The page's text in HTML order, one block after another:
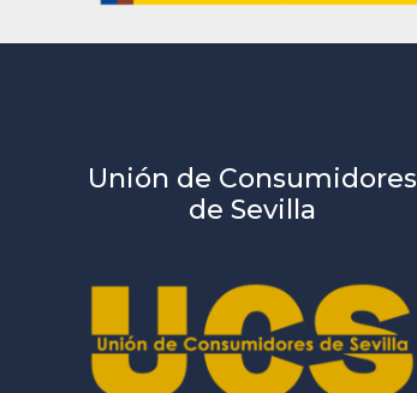
Unión de Consumidores
de Sevilla